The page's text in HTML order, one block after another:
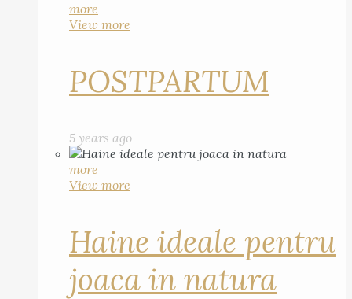
more
View more
POSTPARTUM
5 years ago
more
View more
Haine ideale pentru
joaca in natura